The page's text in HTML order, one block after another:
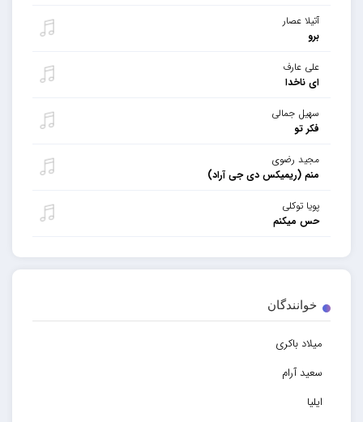
آتیلا عصار
برو
علی عارف
ای ناخدا
سهیل جمالی
فکر تو
مجید رضوی
منم (ریمیکس دی جی آراد)
پویا توکلی
حس میکنم
خوانندگان
میلاد باکری
سعید آرام
ایلیا